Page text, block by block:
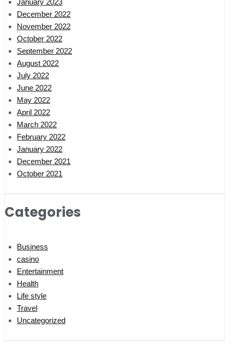
January 2023
December 2022
November 2022
October 2022
September 2022
August 2022
July 2022
June 2022
May 2022
April 2022
March 2022
February 2022
January 2022
December 2021
October 2021
Categories
Business
casino
Entertainment
Health
Life style
Travel
Uncategorized